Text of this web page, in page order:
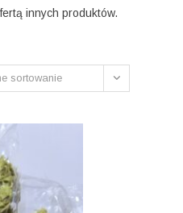
innych produktów.
sortowanie